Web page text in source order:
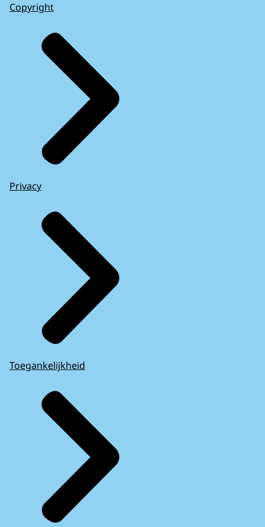
Copyright
Privacy
Toegankelijkheid